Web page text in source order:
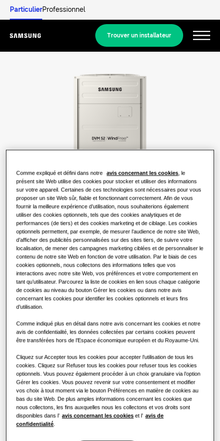
ParticulierProfessionnel
Menu
Trouver un installateur
Qu'est-ce qu'une pompe à chaleur et
comment fonctionne-t-elle?
Qu'est ce qu'une pompe à chaleur
Air/Air et quel est son
fonctionnement?
Les bénéfices d'une pompe à chaleur
SOLUTIONS TERTIAIRES
Hôtels
Boutiques
Restaurant
Durabilité
One Samsung
Solutions Chauffage et Climatisation
Pompes à Chaleur
SOLUTIONS POUR LES BÂTIMENTS TERTIAIRES
Solutions Chauffage et Climatisation
Commandes
Produits
Produits phares
À propos de Samsung
PUISSANCE : 28.0KW
AM100AXVGGH/EU
Puissances disponibles
22.4KW 28.0KW 33.6KW 40.0KW
67.2KW 72.8KW
Alimentation disponible
Triphasé
Comme expliqué et défini dans notre avis concernant les cookies , le
présent site Web utilise des cookies pour stocker et utiliser des informations
sur votre appareil. Certaines de ces technologies sont nécessaires pour vous
proposer un site Web sûr, fiable et fonctionnant correctement. Afin de vous
fournir la meilleure expérience d’utilisation, nous souhaiterions également
utiliser des cookies optionnels, tels que des cookies analytiques et de
performances (de tiers) et des cookies marketing et de ciblage. Les cookies
optionnels permettent, par exemple, de mesurer l’audience de notre site Web,
d’afficher des publicités personnalisées sur des sites tiers, de suivre votre
localisation, de mener des campagnes marketing ciblées et de personnaliser le
contenu de notre site Web en fonction de votre utilisation. Par le biais de ces
cookies optionnels, nous collectons des informations telles que vos
interactions avec notre site Web, vos préférences et votre comportement en
tant qu’utilisateur. Parcourez la liste de cookies en lien sous chaque catégorie
de cookies au niveau du bouton Gérer les cookies ou dans notre avis
concernant les cookies pour identifier les cookies optionnels et leurs fins
d’utilisation.
Comme indiqué plus en détail dans notre avis concernant les cookies et notre
avis de confidentialité, les données collectées par certains cookies peuvent
être transférées hors de l’Espace économique européen et du Royaume-Uni.
Cliquez sur Accepter tous les cookies pour accepter l’utilisation de tous les
cookies. Cliquez sur Refuser tous les cookies pour refuser tous les cookies
optionnels. Vous pouvez également procéder à un choix granulaire via l’option
Gérer les cookies. Vous pouvez revenir sur votre consentement et modifier
vos choix à tout moment via le bouton Préférences en matière de cookies au
bas du site Web. De plus amples informations concernant les cookies que
nous collectons, les fins auxquelles nous les collectons et vos droits sont
disponibles dans l’ avis concernant les cookies et l’ avis de
confidentialité